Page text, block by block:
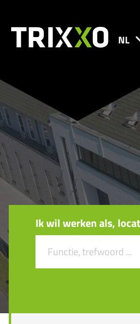
NL
Ik wil werken als,